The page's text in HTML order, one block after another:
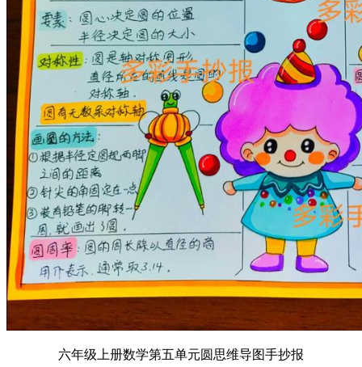
六年级上册数学第五单元圆思维导图手抄报